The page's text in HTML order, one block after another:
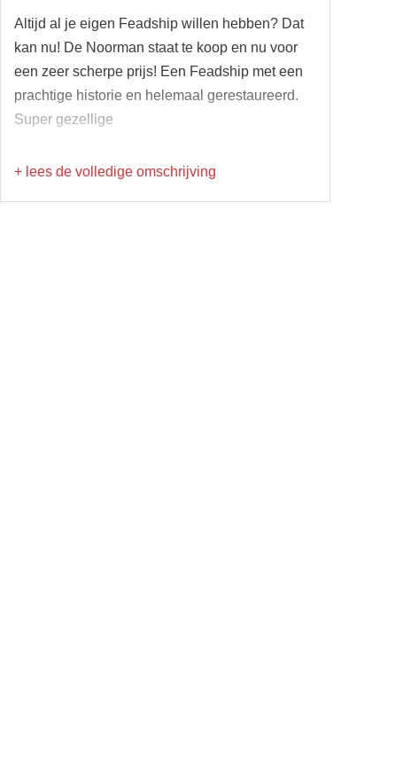
Altijd al je eigen Feadship willen hebben? Dat
kan nu! De Noorman staat te koop en nu voor
een zeer scherpe prijs! Een Feadship met een
prachtige historie en helemaal gerestaureerd.
Super gezellige
+ lees de volledige omschrijving